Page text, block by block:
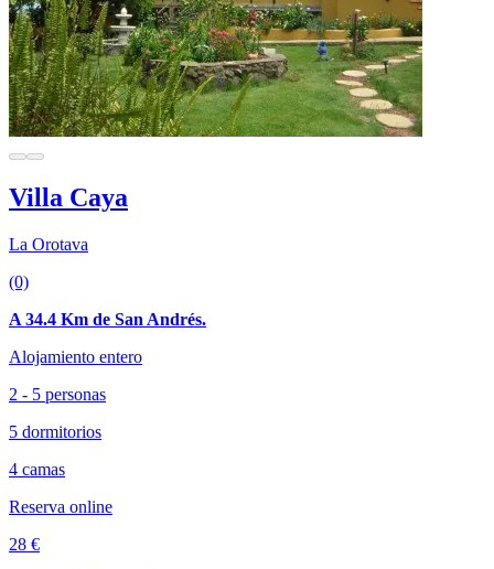
Villa Caya
La Orotava
(0)
A 34.4 Km de San Andrés.
Alojamiento entero
2 - 5 personas
5 dormitorios
4 camas
Reserva online
28 €